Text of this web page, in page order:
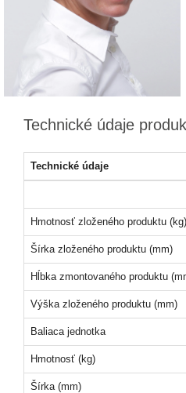
Technické údaje
Technické údaje
Hmotnosť zloženého produktu (kg)
Šírka zloženého produktu (mm)
Hĺbka zmontovaného produktu
Výška zloženého produktu (mm)
Baliaca jednotka
Hmotnosť (kg)
Šírka (mm)